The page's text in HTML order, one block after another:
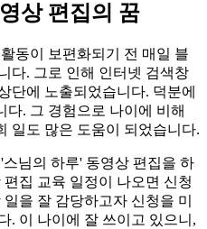
상 편집의 꿈
동이 보편화되기 전 매일 블
다. 그로 인해 인터넷 검색창
단에 노출되었습니다. 덕분에
다. 그 경험으로 나이에 비해
일도 많은 도움이 되었습니다.
님의 하루' 동영상 편집을 하
집 교육 일정이 나오면 신청
을 잘 감당하고자 신청을 미
. 이 나이에 잘 쓰이고 있으니,